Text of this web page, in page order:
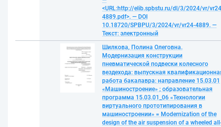
<URL:http://elib.spbstu.ru/dl/3/2024/vr/
4889.pdf>. — DOI
10.18720/SPBPU/3/2024/vr/vr24-4889. —
Текст: электронный
Шилкова, Полина Олеговна.
Модернизация конструкции
пневматической подвески колесного
вездехода: выпускная
работа бакалавра: направление 15.03.01
«Машиностроение» ; образовательная
программа 15.03.01_06 «Технологии
виртуального прототипирования в
машиностроении» = Modernization of the
design of the air suspension of a wheeled